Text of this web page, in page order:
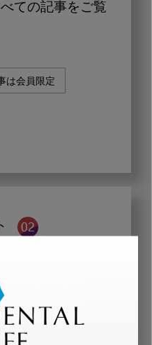
ての記事をご覧
は会員限定